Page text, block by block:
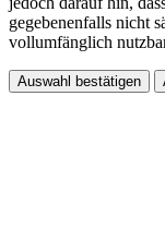
gegebenenfalls nicht
vollumfänglich
Auswahl bestätigen